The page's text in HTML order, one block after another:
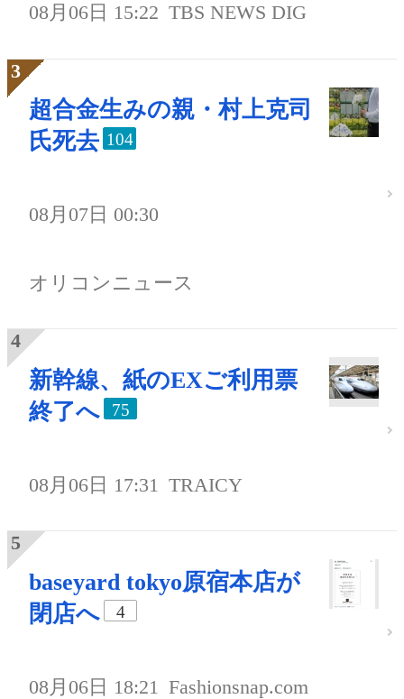
08月06日 15:22 TBS NEWS DIG
超合金生みの親・村上克司
氏死去 104
08月07日 00:30
オリコンニュース
新幹線、紙のEXご利用票
終了へ
75
08月06日 17:31 TRAICY
baseyard tokyo原宿本店が
閉店へ
4
08月06日 18:21 Fashionsnap.com